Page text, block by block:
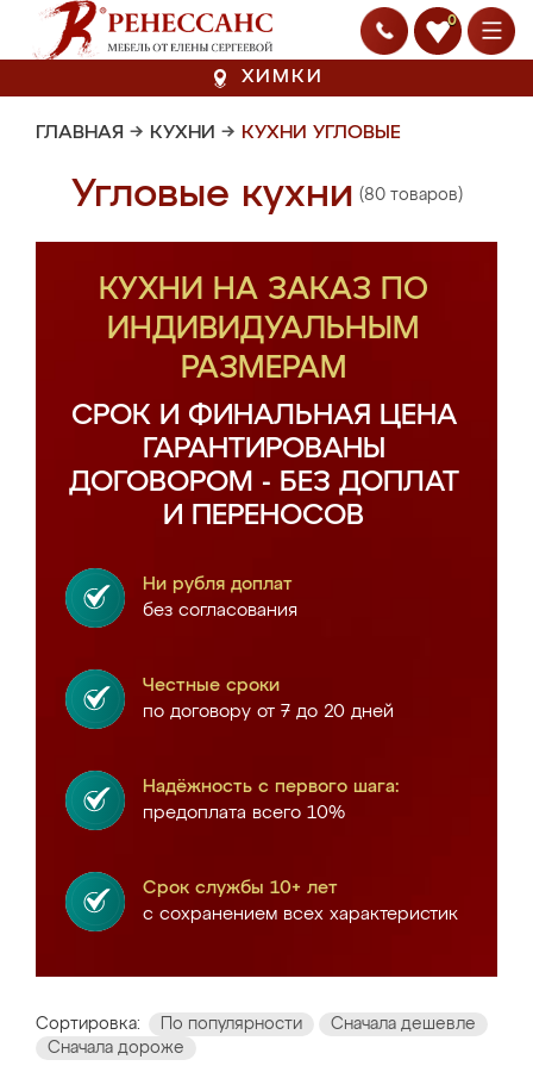
0
ХИМКИ
ГЛАВНАЯ → КУХНИ → КУХНИ УГЛОВЫЕ
Угловые кухни (80 товаров)
КУХНИ НА ЗАКАЗ ПО
ИНДИВИДУАЛЬНЫМ
РАЗМЕРАМ
СРОК И ФИНАЛЬНАЯ ЦЕНА
ГАРАНТИРОВАНЫ
ДОГОВОРОМ - БЕЗ ДОПЛАТ
И ПЕРЕНОСОВ
Ни рубля доплат
без согласования
Честные сроки
по договору от 7 до 20 дней
Надёжность с первого шага:
предоплата всего 10%
Срок службы 10+ лет
с сохранением всех характеристик
Сортировка: По популярности
Сначала дешевле
Сначала дороже